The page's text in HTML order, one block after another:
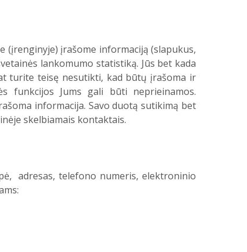
(įrenginyje) įrašome informaciją (slapukus,
lankomumo statistiką. Jūs bet kada
turite teisę nesutikti, kad būtų įrašoma ir
funkcijos Jums gali būti neprieinamos.
informacija. Savo duotą sutikimą bet
skelbiamais kontaktais.
adresas, telefono numeris, elektroninio